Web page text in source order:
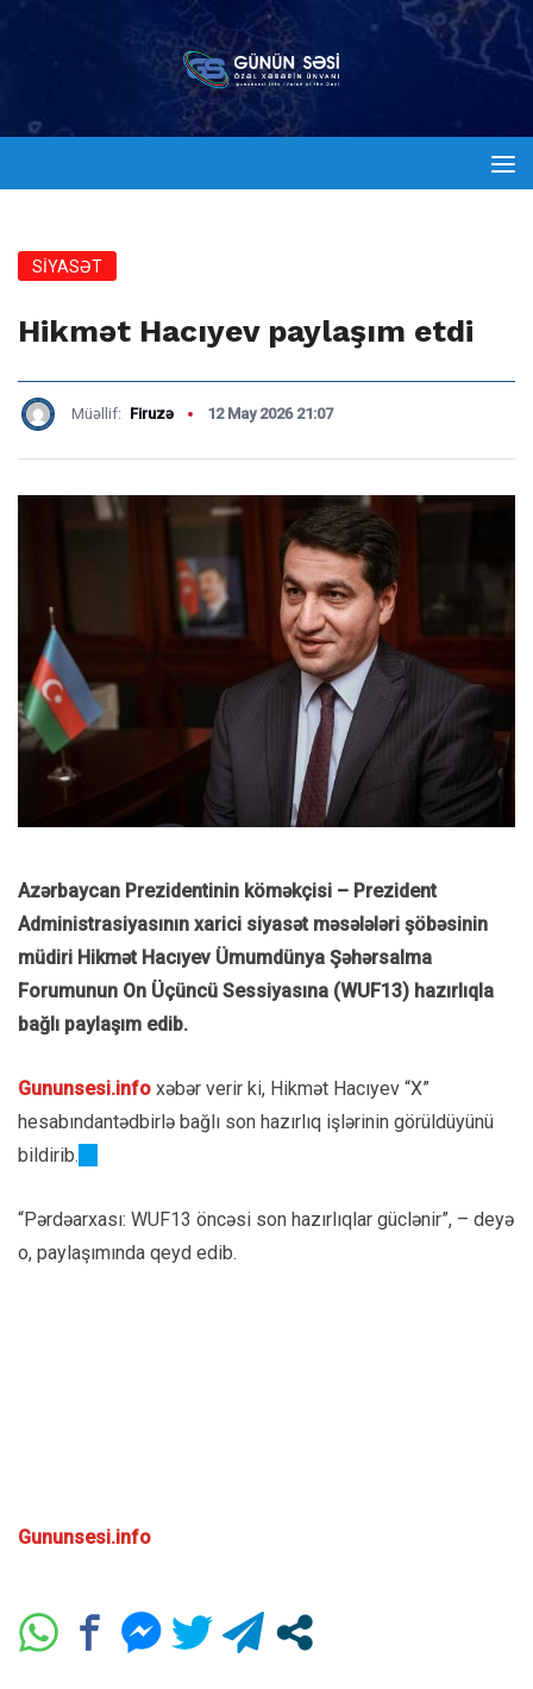
SİYASƏT
Hikmət Hacıyev paylaşım etdi
Müəllif: Firuzə 12 May 2026 21:07
Azərbaycan Prezidentinin köməkçisi – Prezident
Administrasiyasının xarici siyasət məsələləri şöbəsinin
müdiri Hikmət Hacıyev Ümumdünya Şəhərsalma
Forumunun On Üçüncü Sessiyasına (WUF13) hazırlıqla
bağlı paylaşım edib.
Gununsesi.info xəbər verir ki, Hikmət Hacıyev “X”
hesabındantədbirlə bağlı son hazırlıq işlərinin görüldüyünü
bildirib.
“Pərdəarxası: WUF13 öncəsi son hazırlıqlar güclənir”, – deyə
o, paylaşımında qeyd edib.
Gununsesi.info